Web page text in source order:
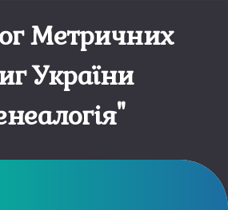
Метричних
України